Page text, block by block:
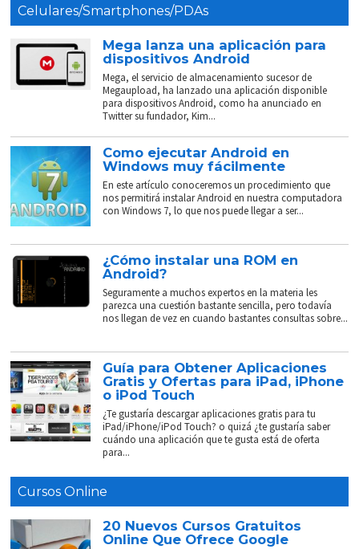
Celulares/Smartphones/PDAs
Mega lanza una aplicación para
dispositivos Android
Mega, el servicio de almacenamiento sucesor de
Megaupload, ha lanzado una aplicación disponible
para dispositivos Android, como ha anunciado en
Twitter su fundador, Kim...
Como ejecutar Android en
Windows muy fácilmente
En este artículo conoceremos un procedimiento que
nos permitirá instalar Android en nuestra computadora
con Windows 7, lo que nos puede llegar a ser...
¿Cómo instalar una ROM en
Android?
Seguramente a muchos expertos en la materia les
parezca una cuestión bastante sencilla, pero todavía
nos llegan de vez en cuando bastantes consultas sobre...
Guía para Obtener Aplicaciones
Gratis y Ofertas para iPad, iPhone
o iPod Touch
¿Te gustaría descargar aplicaciones gratis para tu
iPad/iPhone/iPod Touch? o quizá ¿te gustaría saber
cuándo una aplicación que te gusta está de oferta
para...
Cursos Online
20 Nuevos Cursos Gratuitos
Online Que Ofrece Google